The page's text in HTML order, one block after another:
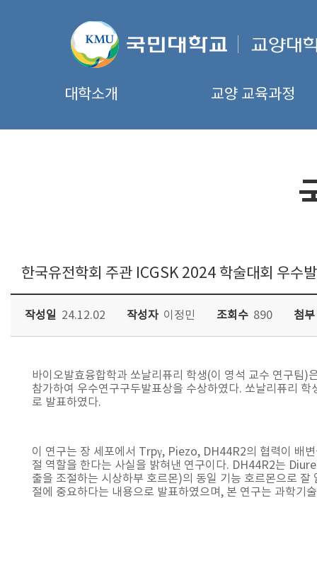
대학소개 교양 교육과정
한국유전학회 주관 ICGSK 2024 학술대회 우수
작성일 24.12.02 작성자 이정민 조회수 890 첨부
바이오발효융합학과 쏘날리퓨리 학생(이 영석 교수 연구팀
참가하여 우수연구구두발표상을 수상하였다. 쏘날리퓨
로 발표하였다.
이 연구는 장 세포에서 Trpγ, Piezo, DH44R2의 협력이 배
절 역할을 한다는 사실을 밝혀낸 연구이다. DH44R2는
출을 조절하는 시상하부 호르몬)의 동일 기능 호르몬으로
절에 중요하다는 내용으로 발표하였으며, 본 연구는 과학기